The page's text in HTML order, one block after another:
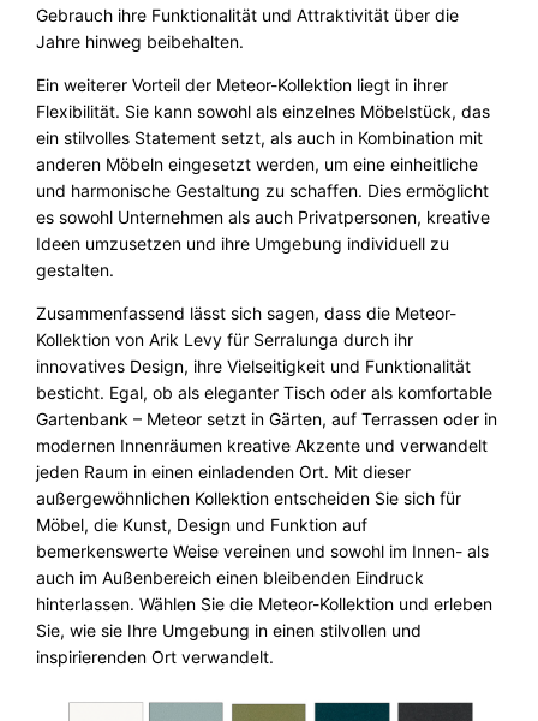
Gebrauch ihre Funktionalität und Attraktivität über die
Jahre hinweg beibehalten.
Ein weiterer Vorteil der Meteor-Kollektion liegt in ihrer
Flexibilität. Sie kann sowohl als einzelnes Möbelstück, das
ein stilvolles Statement setzt, als auch in Kombination mit
anderen Möbeln eingesetzt werden, um eine einheitliche
und harmonische Gestaltung zu schaffen. Dies ermöglicht
es sowohl Unternehmen als auch Privatpersonen, kreative
Ideen umzusetzen und ihre Umgebung individuell zu
gestalten.
Zusammenfassend lässt sich sagen, dass die Meteor-
Kollektion von Arik Levy für Serralunga durch ihr
innovatives Design, ihre Vielseitigkeit und Funktionalität
besticht. Egal, ob als eleganter Tisch oder als komfortable
Gartenbank – Meteor setzt in Gärten, auf Terrassen oder in
modernen Innenräumen kreative Akzente und verwandelt
jeden Raum in einen einladenden Ort. Mit dieser
außergewöhnlichen Kollektion entscheiden Sie sich für
Möbel, die Kunst, Design und Funktion auf
bemerkenswerte Weise vereinen und sowohl im Innen- als
auch im Außenbereich einen bleibenden Eindruck
hinterlassen. Wählen Sie die Meteor-Kollektion und erleben
Sie, wie sie Ihre Umgebung in einen stilvollen und
inspirierenden Ort verwandelt.